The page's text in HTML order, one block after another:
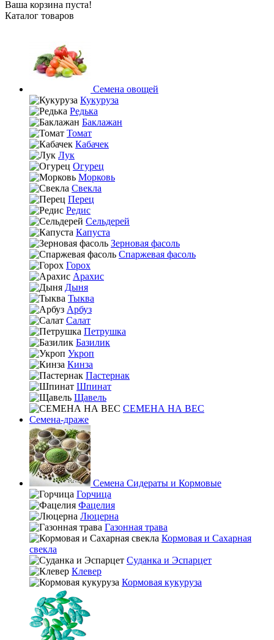
Ваша корзина пуста!
Каталог товаров
Семена овощей
Кукуруза
Редька
Баклажан
Томат
Кабачек
Лук
Огурец
Морковь
Свекла
Перец
Редис
Сельдерей
Капуста
Зерновая фасоль
Спаржевая фасоль
Горох
Арахис
Дыня
Тыква
Арбуз
Салат
Петрушка
Базилик
Укроп
Кинза
Пастернак
Шпинат
Щавель
СЕМЕНА НА ВЕС
Семена-драже
Семена Сидераты и Кормовые
Горчица
Фацелия
Люцерна
Газонная трава
Кормовая и Сахарная
свекла
Суданка и Эспарцет
Клевер
Кормовая кукуруза